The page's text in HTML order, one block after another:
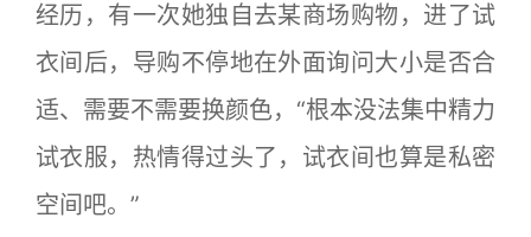
经历，有一次她独自去某商场购物，进了试
衣间后，导购不停地在外面询问大小是否合
适、需要不需要换颜色，“根本没法集中精力
试衣服，热情得过头了，试衣间也算是私密
空间吧。”